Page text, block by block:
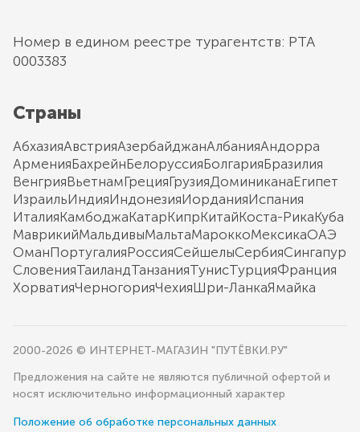
Номер в едином реестре турагентств: РТА
0003383
Страны
АбхазияАвстрияАзербайджанАлбанияАндорра
АрменияБахрейнБелоруссияБолгарияБразилия
ВенгрияВьетнамГрецияГрузияДоминиканаЕгипет
ИзраильИндияИндонезияИорданияИспания
ИталияКамбоджаКатарКипрКитайКоста-РикаКуба
МаврикийМальдивыМальтаМароккоМексикаОАЭ
ОманПортугалияРоссияСейшелыСербияСингапур
СловенияТаиландТанзанияТунисТурцияФранция
ХорватияЧерногорияЧехияШри-ЛанкаЯмайка
2000-2026 © ИНТЕРНЕТ-МАГАЗИН "ПУТЁВКИ.РУ"
Предложения на сайте не являются публичной офертой и
носят исключительно информационный характер
Положение об обработке персональных данных